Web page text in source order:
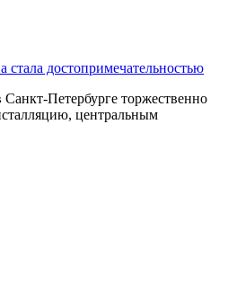
стала достопримечательностью
Санкт-Петербурге торжественно
центральным